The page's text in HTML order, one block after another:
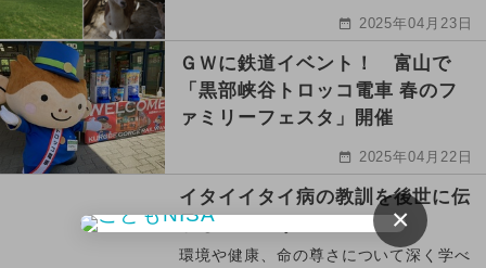
2025年04月23日
ＧＷに鉄道イベント！ 富山で
「黒部峡谷トロッコ電車 春のフ
ァミリーフェスタ」開催
2025年04月22日
イタイイタイ病の教訓を後世に伝
承していこう！
環境や健康、命の尊さについて深く学べ
×